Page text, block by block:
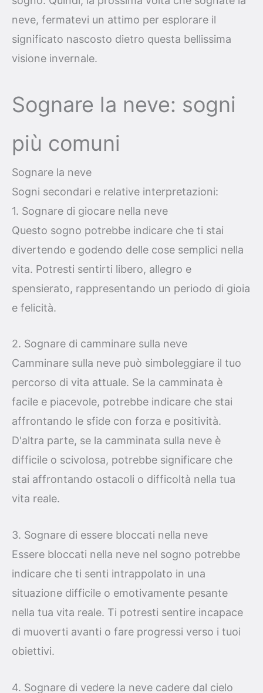
neve, fermatevi un attimo per esplorare il
significato nascosto dietro questa bellissima
visione invernale.
Sognare la neve: sogni
più comuni
Sognare la neve
Sogni secondari e relative interpretazioni:
1. Sognare di giocare nella neve
Questo sogno potrebbe indicare che ti stai
divertendo e godendo delle cose semplici nella
vita. Potresti sentirti libero, allegro e
spensierato, rappresentando un periodo di gioia
e felicità.
2. Sognare di camminare sulla neve
Camminare sulla neve può simboleggiare il tuo
percorso di vita attuale. Se la camminata è
facile e piacevole, potrebbe indicare che stai
affrontando le sfide con forza e positività.
D'altra parte, se la camminata sulla neve è
difficile o scivolosa, potrebbe significare che
stai affrontando ostacoli o difficoltà nella tua
vita reale.
3. Sognare di essere bloccati nella neve
Essere bloccati nella neve nel sogno potrebbe
indicare che ti senti intrappolato in una
situazione difficile o emotivamente pesante
nella tua vita reale. Ti potresti sentire incapace
di muoverti avanti o fare progressi verso i tuoi
obiettivi.
4. Sognare di vedere la neve cadere dal cielo